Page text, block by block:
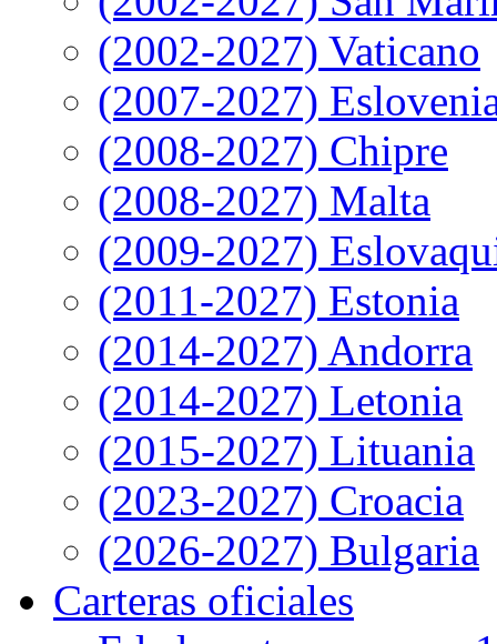
(2002-2027) Vaticano
(2007-2027)
(2008-2027) Chipre
(2008-2027) Malta
(2009-2027)
(2011-2027) Estonia
(2014-2027) Andorra
(2014-2027) Letonia
(2015-2027) Lituania
(2023-2027) Croacia
(2026-2027) Bulgaria
Carteras oficiales